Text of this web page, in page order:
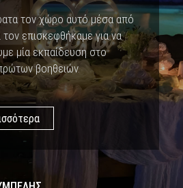
τον χώρο αυτό μέσα από
τον επισκεφθήκαμε για να
μία εκπαίδευση στο
βοηθειών.